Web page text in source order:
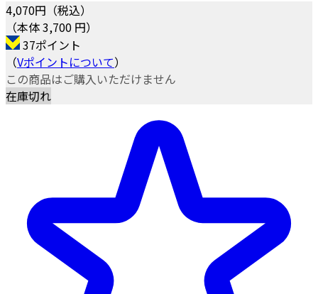
4,070円（税込）
（本体 3,700 円）
37ポイント
（Vポイントについて）
この商品はご購入いただけません
在庫切れ